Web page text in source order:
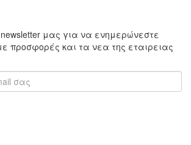
μας για να ενημερώνεστε
προσφορές και τα νεα της εταιρειας